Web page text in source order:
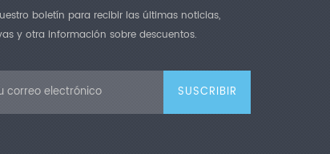
boletín para recibir las últimas noticias,
y otra información sobre descuentos.